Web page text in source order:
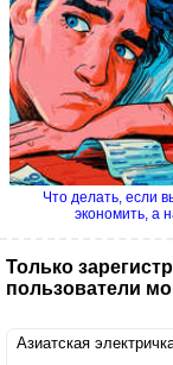
Что делать, если
экономить, а
Только
пользователи
Азиатская